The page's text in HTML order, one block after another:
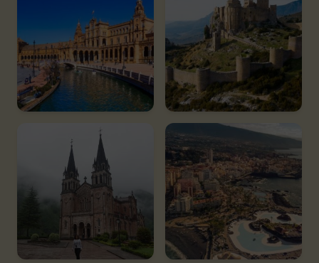
Andalucía
300 espacios
Aragón
271 espacios